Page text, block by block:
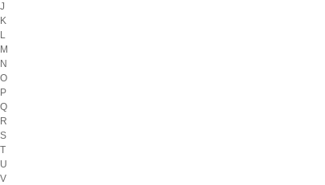
J
K
L
M
N
O
P
Q
R
S
T
U
V